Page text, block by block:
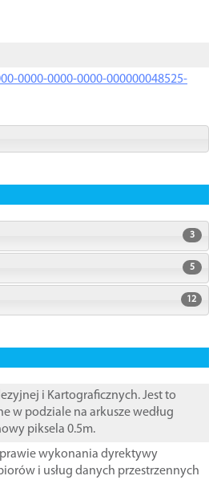
0000-0000-0000-000000048525-
3
5
12
i Kartograficznych. Jest to
w podziale na arkusze według
piksela 0.5m.
sprawie wykonania dyrektywy
i usług danych przestrzennych